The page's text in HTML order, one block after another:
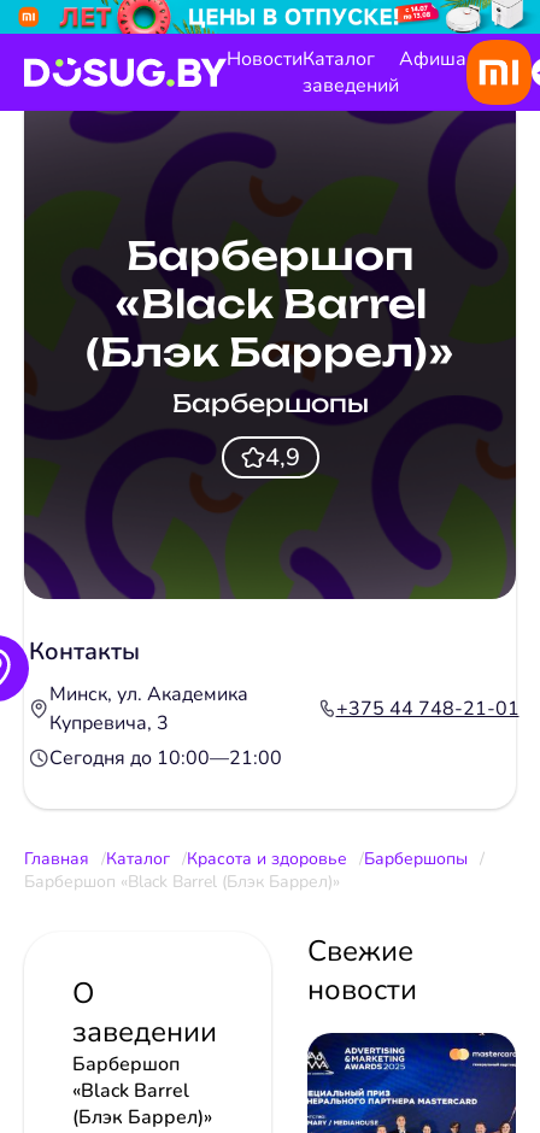
НовостиКаталог
заведений
Афиша
Барбершоп
«Black Barrel
(Блэк Баррел)»
Барбершопы
4,9
Контакты
Минск, ул. Академика
Купревича, 3
+375 44 748-21-01
Сегодня до 10:00—21:00
Главная Каталог Красота и здоровье
Барбершопы
Барбершоп «Black Barrel (Блэк Баррел)»
О
заведении
Барбершоп
«Black Barrel
(Блэк Баррел)»
Свежие
новости